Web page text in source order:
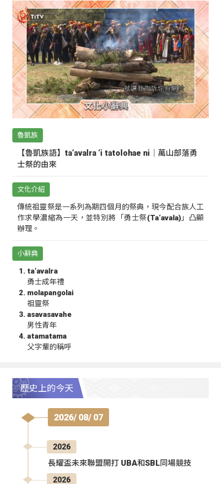
魯凱族
【魯凱族語】ta‘avalra ‘i tatolohae ni｜萬山部落勇
士祭的由來
文化介紹
傳統祖靈祭是一系列為期四個月的祭典，現今配合族人工
作求學濃縮為一天，並特別將「勇士祭(Ta‘avala)」凸顯
辦理。
小辭典
ta‘avalra
勇士成年禮
molapangolai
祖靈祭
asavasavahe
男性青年
atamatama
父字輩的稱呼
歷史上的今天
2026/ 08/ 07
2026
長耀盃未來聯盟開打 UBA和SBL同場競技
2026